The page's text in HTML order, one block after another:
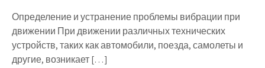
Определение и устранение проблемы вибрации при
движении При движении различных технических
устройств, таких как автомобили, поезда, самолеты и
другие, возникает […]